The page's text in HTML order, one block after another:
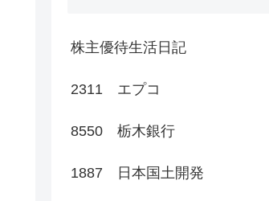
株主優待生活日記
2311 エプコ
8550 栃木銀行
1887 日本国土開発